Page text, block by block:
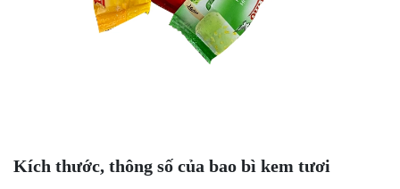
Kích thước, thông số của bao bì kem tươi